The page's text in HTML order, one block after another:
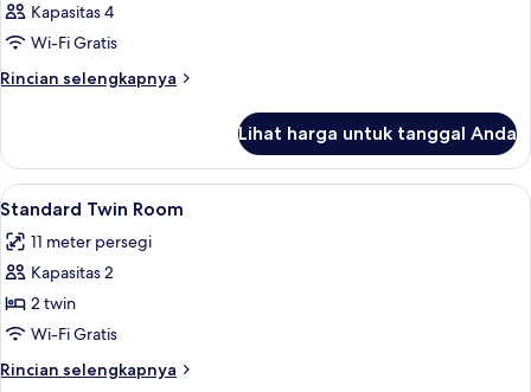
Kapasitas 4
Wi-Fi Gratis
Rincian selengkapnya
Rincian
Kamar
Lihat harga untuk tanggal Anda
Lihat
semua
foto
untuk
Standard
Twin
Room
Seprai premium, tempat tidur Select
20
Standard Twin Room
11 meter persegi
Kapasitas 2
2 twin
Wi-Fi Gratis
Rincian selengkapnya
Rincian